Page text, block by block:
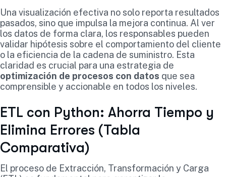
Una visualización efectiva no solo reporta resultados
pasados, sino que impulsa la mejora continua. Al ver
los datos de forma clara, los responsables pueden
validar hipótesis sobre el comportamiento del cliente
o la eficiencia de la cadena de suministro. Esta
claridad es crucial para una estrategia de
optimización de procesos con datos que sea
comprensible y accionable en todos los niveles.
ETL con Python: Ahorra Tiempo y
Elimina Errores (Tabla
Comparativa)
El proceso de Extracción, Transformación y Carga